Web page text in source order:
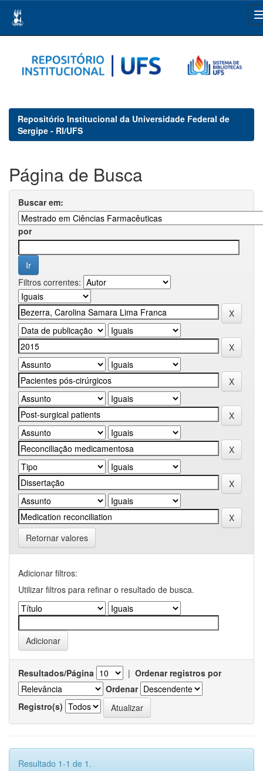
navigation
Repositório Institucional da Universidade Federal de
Sergipe - RI/UFS
Página de Busca
Buscar em:
por
Filtros correntes:
Retornar valores
Adicionar filtros:
Utilizar filtros para refinar o resultado de busca.
Resultados/Página | Ordenar registros por
Ordenar
Registro(s)
Resultado 1-1 de 1.